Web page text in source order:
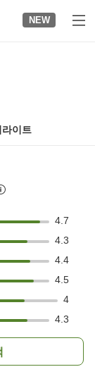
NEW
라이트
4.7
4.3
4.4
4.5
4
4.3